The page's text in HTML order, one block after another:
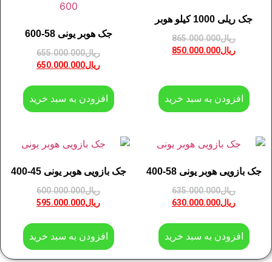
جک ریلی 1000 کیلو هوبر
ریال865.000.000
ریال850.000.000
افزودن به سبد خرید
جک هوبر یونی 58-600
ریال655.000.000
ریال650.000.000
افزودن به سبد خرید
جک بازویی هوبر یونی 58-400
ریال635.000.000
ریال630.000.000
افزودن به سبد خرید
جک بازویی هوبر یونی 45-400
ریال600.000.000
ریال595.000.000
افزودن به سبد خرید